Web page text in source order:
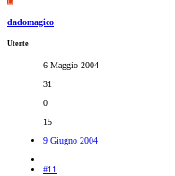
dadomagico
Utente
6 Maggio 2004
31
0
15
9 Giugno 2004
#11